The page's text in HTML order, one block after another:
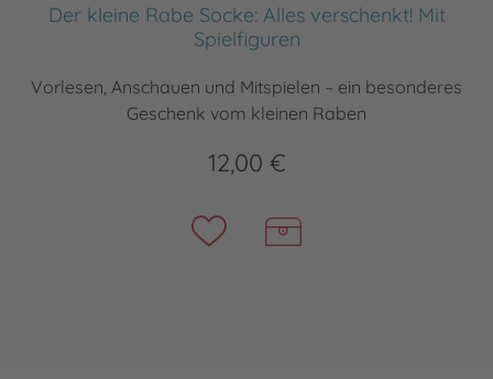
Der kleine Rabe Socke: Alles verschenkt! Mit
Spielfiguren
Vorlesen, Anschauen und Mitspielen – ein besonderes
Geschenk vom kleinen Raben
12,00 €